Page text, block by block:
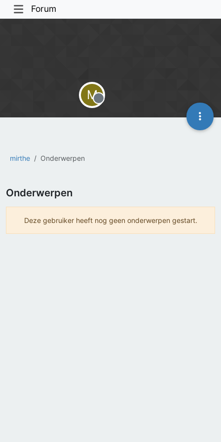
Forum
mirthe Onderwerpen
M
Offline
Onderwerpen
Deze gebruiker heeft nog geen onderwerpen gestart.